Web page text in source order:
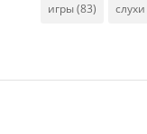
игры(83) слухи